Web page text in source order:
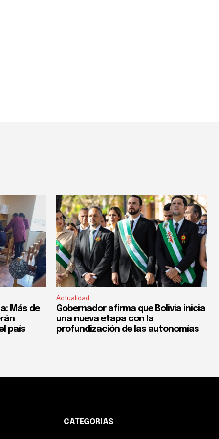
Más de
país
Actualidad
Gobernador afirma que Bolivia inicia
una nueva etapa con la
profundización de las autonomías
CATEGORIAS